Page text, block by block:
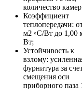
количество
Коэффициент
теплопередачи:
м2 ◦С/Вт до 1,00
Вт;
Устойчивость к
взлому:
фурнитура за
смещения оси
приборного паза